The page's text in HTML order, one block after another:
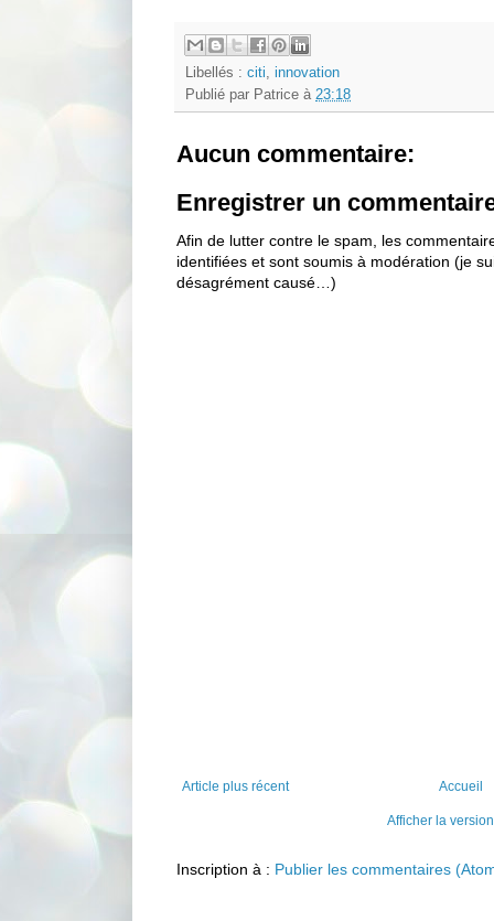
Libellés : citi
innovation
Publié par Patrice à 23:18
Aucun commentaire:
Enregistrer un
Afin de lutter contre le spam, les
identifiées et sont soumis à modération (je
désagrément causé…)
Article plus récent Accueil
Afficher la
Inscription à : Publier les commentaires